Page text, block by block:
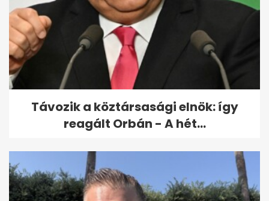
Az UniCredit 3% alá viszi az
Otthon Start lakáshitel
kamatát
Távozik a köztársasági elnök: így
reagált Orbán - A hét...